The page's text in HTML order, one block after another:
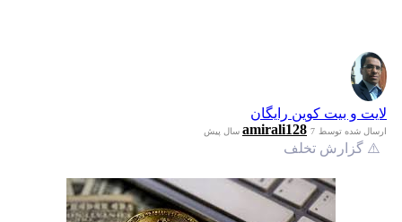
لایت و بیت کوین رایگان
ارسال شده توسط amirali128 7 سال پیش
⚠️ گزارش تخلف